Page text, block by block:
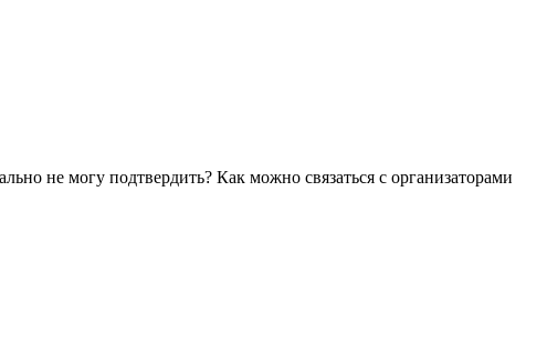
не могу подтвердить? Как можно связаться с организаторами